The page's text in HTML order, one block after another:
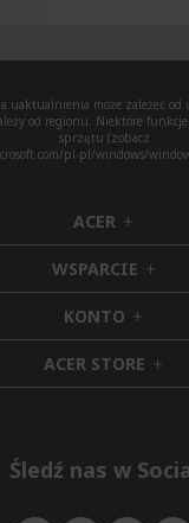
uaktualnienia może zależeć od
od regionu. Niektóre funkcje
sprzętu (zobacz
pl-pl/windows/
ACER h
i
d
d
e
n
WSPARCIE h
i
d
e
n
KONTO h
i
d
d
ACER STORE h
i
e
Śledź nas w